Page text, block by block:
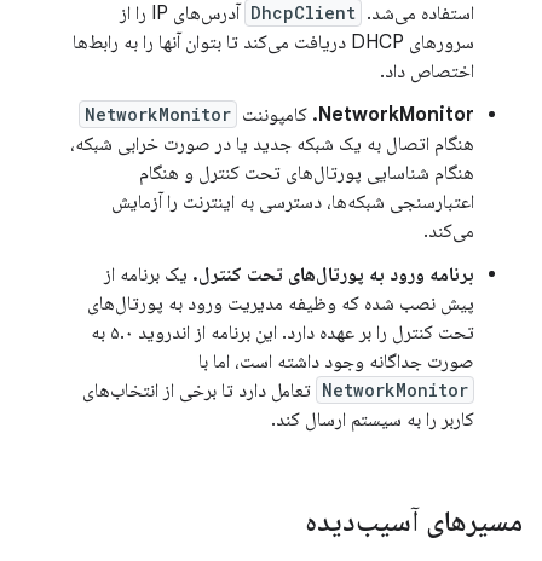
استفاده می‌شد. DhcpClient
آدرس‌های IP را از
سرورهای DHCP دریافت می‌کند تا بتوان آنها را به رابط‌ها
اختصاص داد.
NetworkMonitor. کامپوننت NetworkMonitor
هنگام اتصال به یک شبکه جدید یا در صورت خرابی شبکه،
هنگام شناسایی پورتال‌های تحت کنترل و هنگام
اعتبارسنجی شبکه‌ها، دسترسی به اینترنت را آزمایش
می‌کند.
برنامه ورود به پورتال‌های تحت کنترل. یک برنامه از
پیش نصب شده که وظیفه مدیریت ورود به پورتال‌های
تحت کنترل را بر عهده دارد. این برنامه از اندروید ۵.۰ به
صورت جداگانه وجود داشته است، اما با
NetworkMonitor تعامل دارد تا برخی از انتخاب‌های
کاربر را به سیستم ارسال کند.
مسیرهای آسیب‌دیده